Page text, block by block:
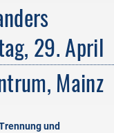
29. April
Mainz
und